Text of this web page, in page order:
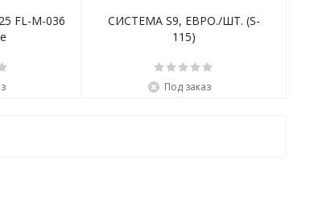
FL-M-036
СИСТЕМА S9, ЕВРО./ШТ. (S-
115)
Под заказ